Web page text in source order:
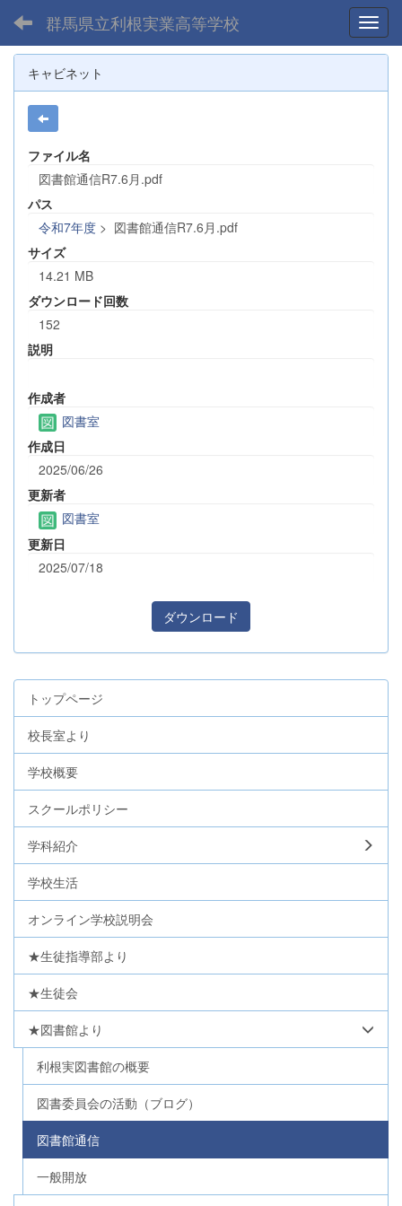
群馬県立利根実業高等学校
キャビネット
ファイル名
図書館通信R7.6月.pdf
パス
令和7年度 > 図書館通信R7.6月.pdf
サイズ
14.21 MB
ダウンロード回数
152
説明
作成者
図書室
作成日
2025/06/26
更新者
図書室
更新日
2025/07/18
ダウンロード
トップページ
校長室より
学校概要
スクールポリシー
学科紹介
学校生活
オンライン学校説明会
★生徒指導部より
★生徒会
★図書館より
利根実図書館の概要
図書委員会の活動（ブログ）
図書館通信
一般開放